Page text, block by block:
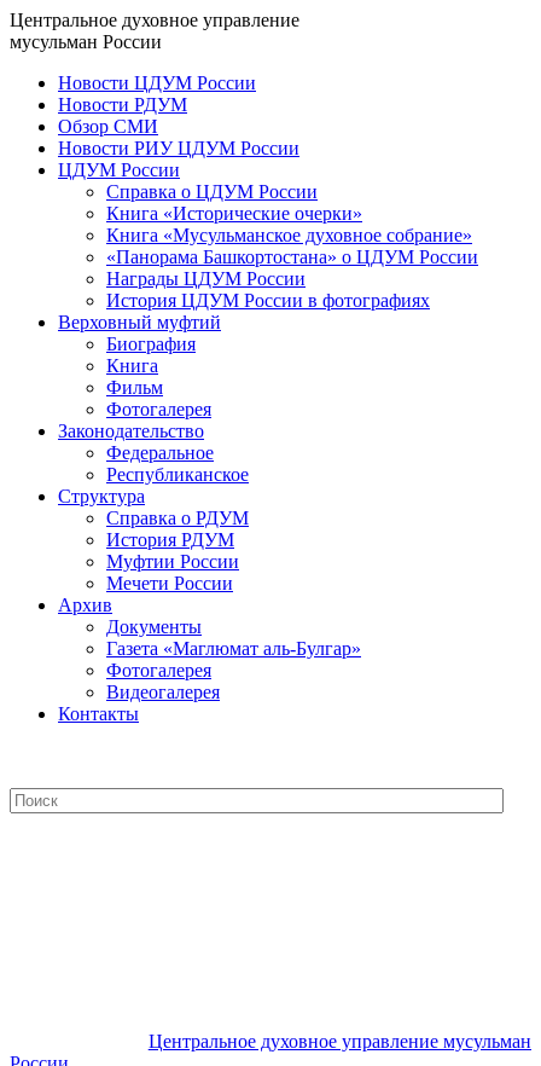
Центральное духовное управление
мусульман России
Новости ЦДУМ России
Новости РДУМ
Обзор СМИ
Новости РИУ ЦДУМ России
ЦДУМ России
Справка о ЦДУМ России
Книга «Исторические очерки»
Книга «Мусульманское духовное собрание»
«Панорама Башкортостана» о ЦДУМ России
Награды ЦДУМ России
История ЦДУМ России в фотографиях
Верховный муфтий
Биография
Книга
Фильм
Фотогалерея
Законодательство
Федеральное
Республиканское
Структура
Справка о РДУМ
История РДУМ
Муфтии России
Мечети России
Архив
Документы
Газета «Маглюмат аль-Булгар»
Фотогалерея
Видеогалерея
Контакты
Центральное духовное управление мусульман